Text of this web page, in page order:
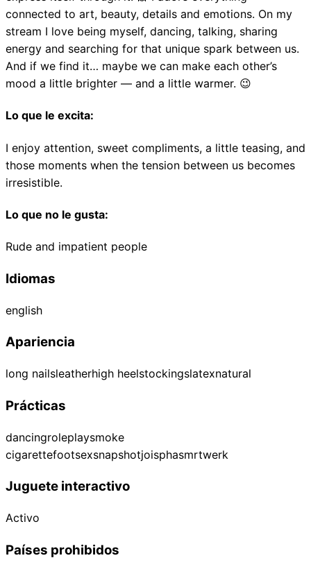
connected to art, beauty, details and emotions. On my
stream I love being myself, dancing, talking, sharing
energy and searching for that unique spark between us.
And if we find it… maybe we can make each other’s
mood a little brighter — and a little warmer. 😉
Lo que le excita:
I enjoy attention, sweet compliments, a little teasing, and
those moments when the tension between us becomes
irresistible.
Lo que no le gusta:
Rude and impatient people
Idiomas
english
Apariencia
long nailsleatherhigh heelstockingslatexnatural
Prácticas
dancingroleplaysmoke
cigarettefootsexsnapshotjoisphasmrtwerk
Juguete interactivo
Activo
Países prohibidos